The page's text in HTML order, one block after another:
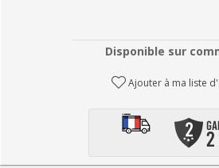
Disponible sur
Ajouter à ma liste